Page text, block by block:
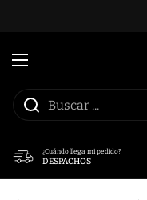
Abrir menú
¿Cuándo llega mi pedido?
DESPACHOS